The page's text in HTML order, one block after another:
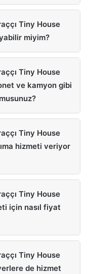
Tiny House
miyim?
Tiny House
ve kamyon gibi
Tiny House
hizmeti veriyor
Tiny House
için nasıl fiyat
Tiny House
de hizmet